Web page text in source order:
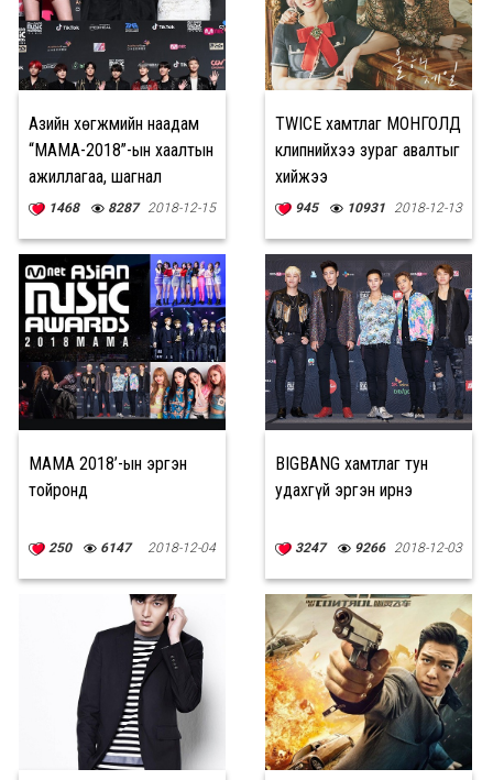
Азийн хөгжмийн наадам
“MAMA-2018”-ын хаалтын
ажиллагаа, шагнал
гардуулах ёслол
1468 8287 2018-12-15
TWICE хамтлаг МОНГОЛД
клипнийхээ зураг авалтыг
хийжээ
945 10931 2018-12-13
MAMA 2018’-ын эргэн
тойронд
250 6147 2018-12-04
BIGBANG хамтлаг тун
удахгүй эргэн ирнэ
3247 9266 2018-12-03